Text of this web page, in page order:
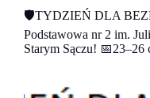
🛡️TYDZIEŃ DLA
Podstawowa nr 2 im.
Starym Sączu! 📅23–26